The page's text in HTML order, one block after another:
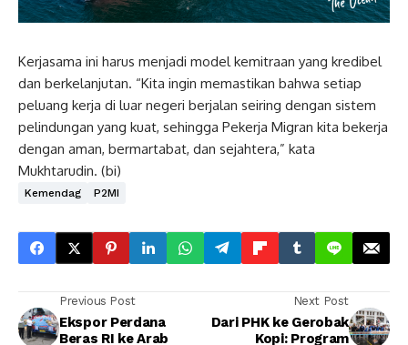
Kerjasama ini harus menjadi model kemitraan yang kredibel
dan berkelanjutan. “Kita ingin memastikan bahwa setiap
peluang kerja di luar negeri berjalan seiring dengan sistem
pelindungan yang kuat, sehingga Pekerja Migran kita bekerja
dengan aman, bermartabat, dan sejahtera,” kata
Mukhtarudin. (bi)
Kemendag P2MI
Previous Post
Ekspor Perdana
Beras RI ke Arab
Next Post
Dari PHK ke Gerobak
Kopi: Program